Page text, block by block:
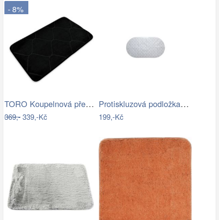
- 8%
TORO Koupelnová předložka 50x80 černá
369,-339,-Kč
Protiskluzová podložka do koupelny…
199,-Kč